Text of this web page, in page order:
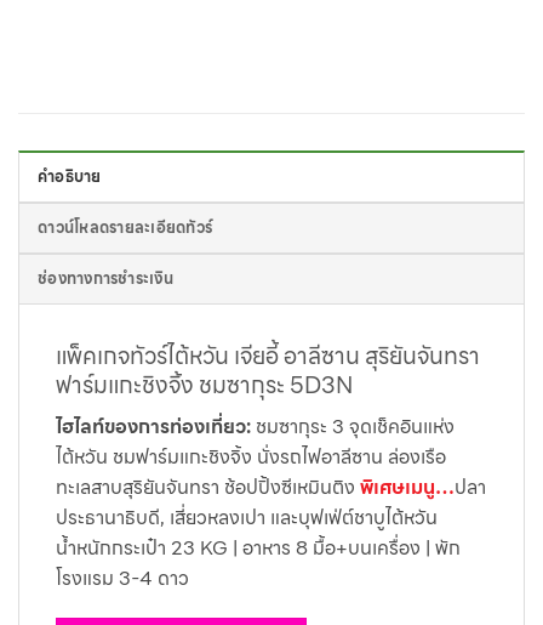
คำอธิบาย
ดาวน์โหลดรายละเอียดทัวร์
ช่องทางการชำระเงิน
แพ็คเกจทัวร์ไต้หวัน เจียอี้ อาลีซาน สุริยันจันทรา
ฟาร์มแกะชิงจิ้ง ชมซากุระ 5D3N
ไฮไลท์ของการท่องเที่ยว: ชมซากุระ 3 จุดเช็คอินแห่ง
ไต้หวัน ชมฟาร์มแกะชิงจิ้ง นั่งรถไฟอาลีซาน ล่องเรือ
ทะเลสาบสุริยันจันทรา ช้อปปิ้งซีเหมินติง พิเศษเมนู…ปลา
ประธานาธิบดี, เสี่ยวหลงเปา และบุฟเฟ่ต์ชาบูไต้หวัน
น้ำหนักกระเป๋า 23 KG | อาหาร 8 มื้อ+บนเครื่อง | พัก
โรงแรม 3-4 ดาว